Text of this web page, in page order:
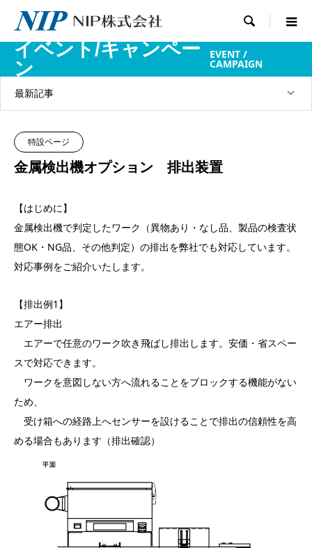

イベント/キャンペー
ン
EVENT /
CAMPAIGN
最新記事
特設ページ
金属検出機オプション 排出装置
【はじめに】
金属検出機で判定したワーク（異物あり・なし品、製品の検査状
態OK・NG品、その他判定）の排出を弊社でも対応しています。
対応事例をご紹介いたします。
【排出例1】
エアー排出
エアーで任意のワーク吹き飛ばし排出します。安価・省スペー
スで対応できます。
ワークを意図しない方へ流れることをブロックする機能がない
ため、
受け箱への経路上へセンサーを設けることで排出の信頼性を高
める場合もあります（排出確認）